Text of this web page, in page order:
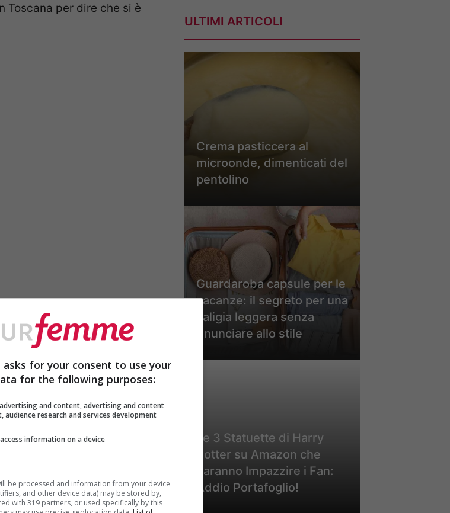
Toscana per dire che si è
ULTIMI ARTICOLI
Crema pasticcera al
microonde, dimenticati del
pentolino
Guardaroba capsule per le
vacanze: il segreto per una
valigia leggera senza
rinunciare allo stile
Le 3 Statuette di Harry
Potter su Amazon che
Faranno Impazzire i Fan:
Addio Portafoglio!
for your consent to use your
for the following purposes:
and content, advertising and content
audience research and services development
information on a device
be processed and information from your device
and other device data) may be stored by,
with 319 partners, or used specifically by this